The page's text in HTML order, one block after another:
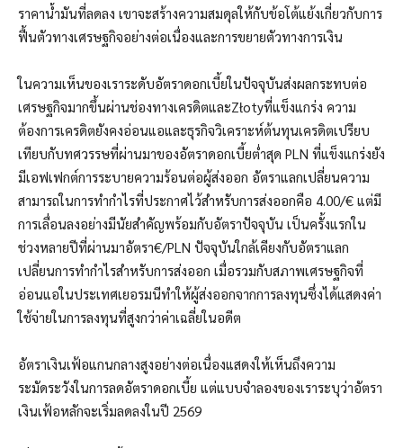
ราคาน้ำมันที่ลดลง เขาจะสร้างความสมดุลให้กับข้อโต้แย้งเกี่ยวกับการ
ฟื้นตัวทางเศรษฐกิจอย่างต่อเนื่องและการขยายตัวทางการเงิน
ในความเห็นของเราระดับอัตราดอกเบี้ยในปัจจุบันส่งผลกระทบต่อ
เศรษฐกิจมากขึ้นผ่านช่องทางเครดิตและZłotyที่แข็งแกร่ง ความ
ต้องการเครดิตยังคงอ่อนแอและธุรกิจวิเคราะห์ต้นทุนเครดิตเปรียบ
เทียบกับทศวรรษที่ผ่านมาของอัตราดอกเบี้ยต่ำสุด PLN ที่แข็งแกร่งยัง
มีเอฟเฟกต์การระบายความร้อนต่อผู้ส่งออก อัตราแลกเปลี่ยนความ
สามารถในการทำกำไรที่ประกาศไว้สำหรับการส่งออกคือ 4.00/€ แต่มี
การเลื่อนลงอย่างมีนัยสำคัญพร้อมกับอัตราปัจจุบัน เป็นครั้งแรกใน
ช่วงหลายปีที่ผ่านมาอัตรา€/PLN ปัจจุบันใกล้เคียงกับอัตราแลก
เปลี่ยนการทำกำไรสำหรับการส่งออก เมื่อรวมกับสภาพเศรษฐกิจที่
อ่อนแอในประเทศเยอรมนีทำให้ผู้ส่งออกจากการลงทุนซึ่งได้แสดงค่า
ใช้จ่ายในการลงทุนที่สูงกว่าค่าเฉลี่ยในอดีต
อัตราเงินเฟ้อแกนกลางสูงอย่างต่อเนื่องแสดงให้เห็นถึงความ
ระมัดระวังในการลดอัตราดอกเบี้ย แต่แบบจำลองของเราระบุว่าอัตรา
เงินเฟ้อหลักจะเริ่มลดลงในปี 2569